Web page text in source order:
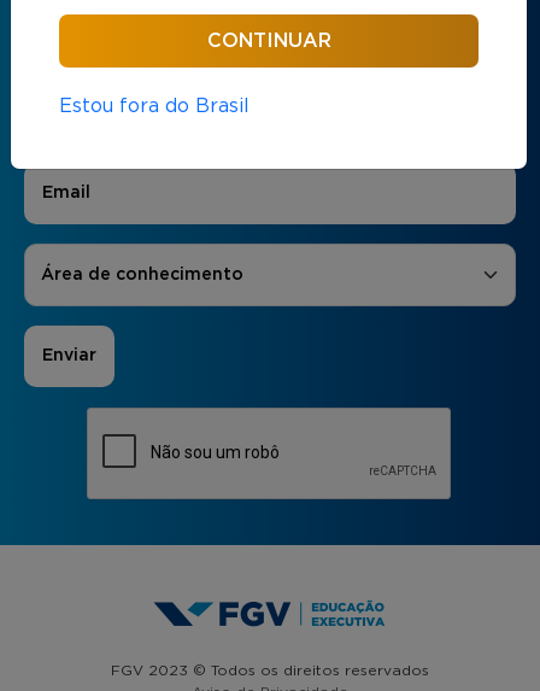
Receba informações sobre os cursos
E-mail*
Áreas de Interesse
Área de conhecimento
FGV 2023 © Todos os direitos reservados
Estou fora do Brasil